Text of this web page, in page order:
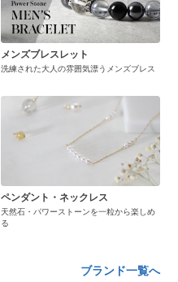
メンズブレスレット
洗練された大人の雰囲気漂うメンズブレス
ペンダント・ネックレス
天然石・パワーストーンを一粒から楽しめ
る
ブランド一覧へ